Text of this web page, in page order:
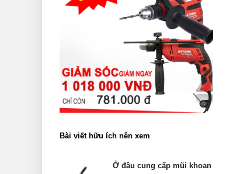
Bài viết hữu ích nên xem
Ở đâu cung cấp mũi khoan